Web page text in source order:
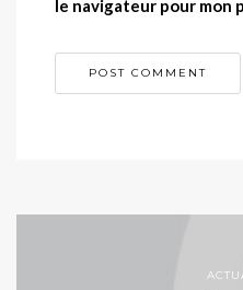
le navigateur pour mon